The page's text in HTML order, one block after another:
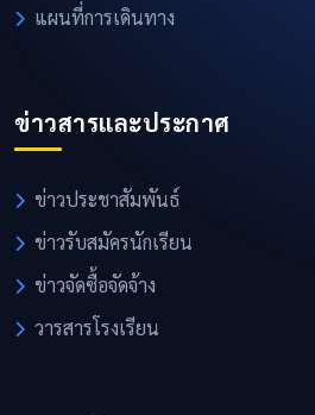
แผนที่การเดินทาง
ข่าวสารและประกาศ
ข่าวประชาสัมพันธ์
ข่าวรับสมัครนักเรียน
ข่าวจัดซื้อจัดจ้าง
วารสารโรงเรียน